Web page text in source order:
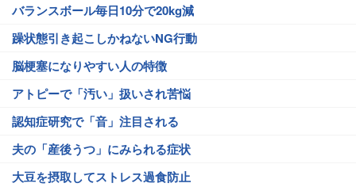
バランスボール毎日10分で20kg減
躁状態引き起こしかねないNG行動
脳梗塞になりやすい人の特徴
アトピーで「汚い」扱いされ苦悩
認知症研究で「音」注目される
夫の「産後うつ」にみられる症状
大豆を摂取してストレス過食防止